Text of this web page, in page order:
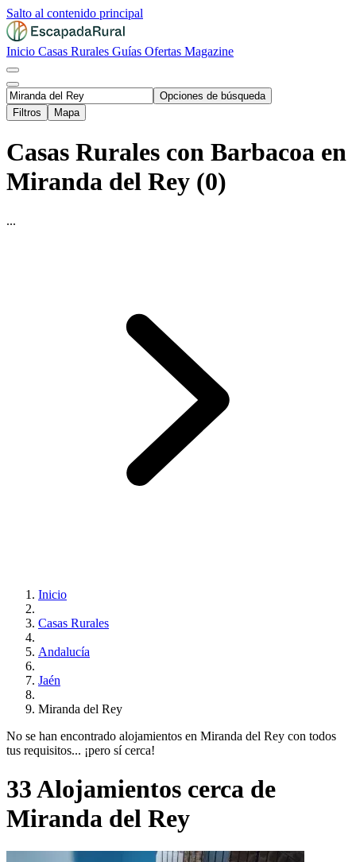
Salto al contenido principal
Inicio Casas Rurales Guías Ofertas Magazine
Opciones de búsqueda
Filtros
Mapa
Casas Rurales con Barbacoa en
Miranda del Rey (0)
...
Inicio
Casas Rurales
Andalucía
Jaén
Miranda del Rey
No se han encontrado alojamientos en Miranda del Rey con todos
tus requisitos... ¡pero sí cerca!
33 Alojamientos cerca de
Miranda del Rey